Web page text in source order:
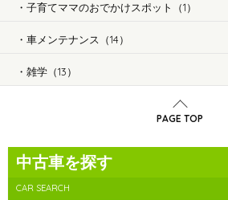
子育てママのおでかけスポット（1）
車メンテナンス（14）
雑学（13）
PAGE TOP
中古車を探す
CAR SEARCH